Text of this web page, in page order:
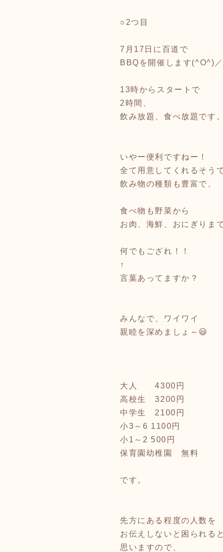
○2つ目
7月17日に百道で
BBQを開催します(^O^)
13時からスタートで
2時間、
飲み放題、食べ放題です
いやー便利ですねー！
全て用意してくれるそう
飲み物の種類も豊富で、
食べ物も野菜から
お肉、海鮮、おにぎりま
何でもござれ！！
↑
言葉あってますか？
みんなで、ワイワイ
親睦を深めましょ～😃
大人 4300円
高校生 3200円
中学生 2100円
小3～6 1100円
小1～2 500円
保育園幼稚園 無料
です。
先方にある程度の人数を
お伝えしないと困られる
思いますので、